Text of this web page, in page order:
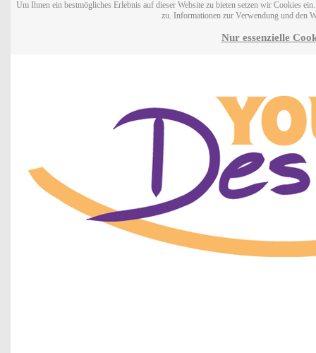
Um Ihnen ein bestmögliches Erlebnis auf dieser Website zu bieten setzen wir Cookies
zu. Informationen zur Verwendung und den
Nur essenzielle